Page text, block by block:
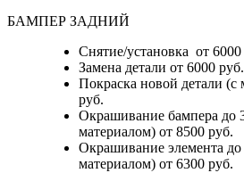
БАМПЕР ЗАДНИЙ
Снятие/установка от 6000
Замена детали от 6000 руб.
Покраска новой детали (с
руб.
Окрашивание бампера до
материалом) от 8500 руб.
Окрашивание элемента
материалом) от 6300 руб.